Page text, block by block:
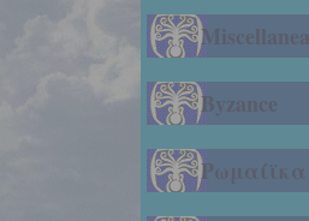
Miscellanea
Byzance
Ρωμαίϊκα